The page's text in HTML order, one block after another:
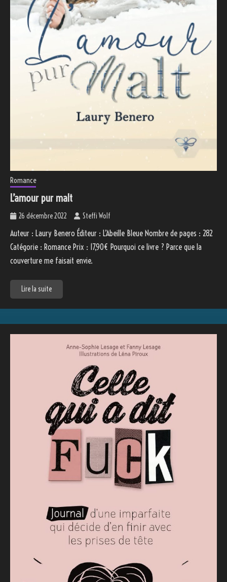
Romance
L’amour pur malt
26 décembre 2022 Steffi Wolf
Auteur : Laury Benero Éditeur : L’Abeille Bleue Nombre de pages : 282
Catégorie : Romance Prix : 17,90€ Pourquoi ce livre ? Parce que la
couverture me faisait envie.
Lire la suite